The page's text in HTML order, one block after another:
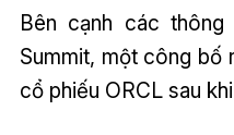
Bên cạnh các
Summit, một công bố
cổ phiếu ORCL sau